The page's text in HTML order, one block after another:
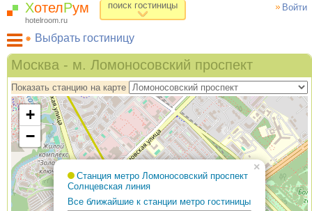
Войти
ХотелРум
hotelroom.ru
поиск гостиницы
Выбрать гостиницу
Гостиницы на карте Москвы
Гостиницы по метро
ХотелРум рекомендует
Москва - м. Ломоносовский проспект
Показать станцию на карте
Станция метро Ломоносовский проспект
Солнцевская линия
Все ближайшие к станции метро гостиницы
×
+
−